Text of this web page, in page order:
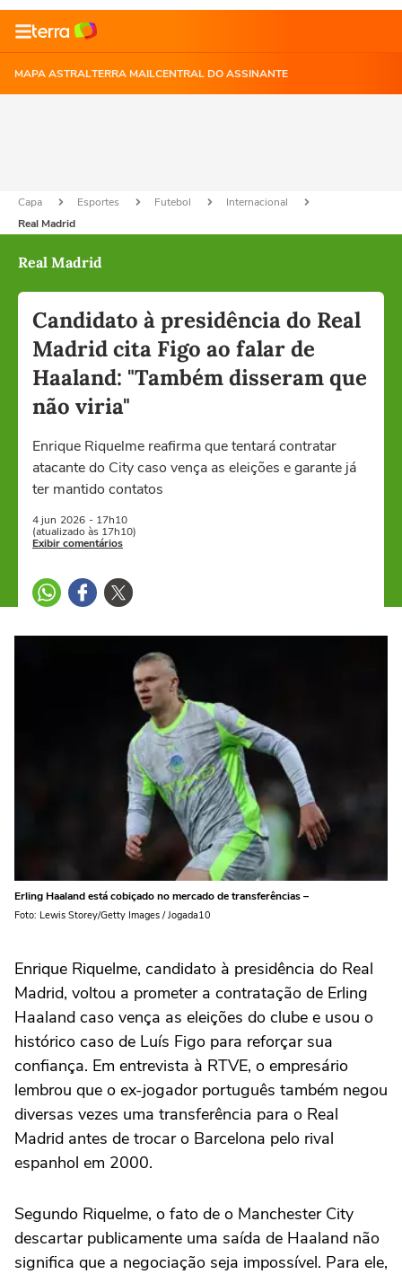
MAPA ASTRALTERRA MAILCENTRAL DO ASSINANTE
Capa Esportes Futebol
Internacional
Real Madrid
Real Madrid
Candidato à presidência do Real
Madrid cita Figo ao falar de
Haaland: "Também disseram que
não viria"
Enrique Riquelme reafirma que tentará contratar
atacante do City caso vença as eleições e garante já
ter mantido contatos
4 jun 2026 - 17h10
(atualizado às 17h10)
Exibir comentários
Erling Haaland está cobiçado no mercado de transferências –
Foto: Lewis Storey/Getty Images / Jogada10
Enrique Riquelme, candidato à presidência do Real
Madrid, voltou a prometer a contratação de Erling
Haaland caso vença as eleições do clube e usou o
histórico caso de Luís Figo para reforçar sua
confiança. Em entrevista à RTVE, o empresário
lembrou que o ex-jogador português também negou
diversas vezes uma transferência para o Real
Madrid antes de trocar o Barcelona pelo rival
espanhol em 2000.
Segundo Riquelme, o fato de o Manchester City
descartar publicamente uma saída de Haaland não
significa que a negociação seja impossível. Para ele,